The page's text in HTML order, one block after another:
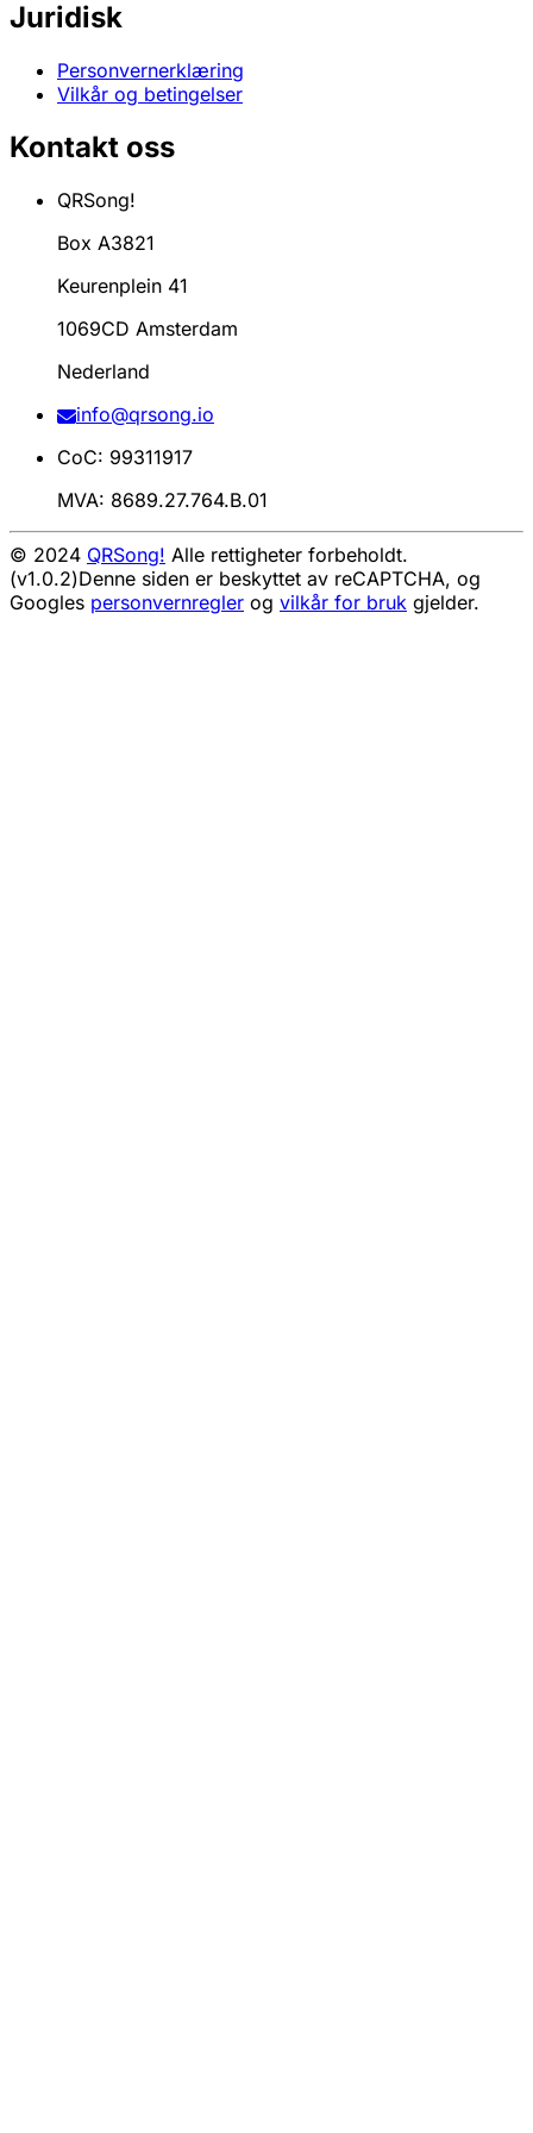
Juridisk
Personvernerklæring
Vilkår og betingelser
Kontakt oss
QRSong!
Box A3821
Keurenplein 41
1069CD Amsterdam
Nederland
info@qrsong.io
CoC: 99311917
MVA: 8689.27.764.B.01
© 2024 QRSong! Alle rettigheter forbeholdt.
(v1.0.2)Denne siden er beskyttet av reCAPTCHA, og
Googles personvernregler og vilkår for bruk gjelder.